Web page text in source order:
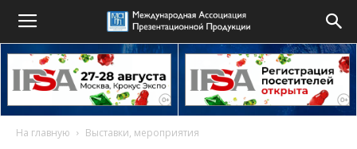
На главную Выставки, мероприятия